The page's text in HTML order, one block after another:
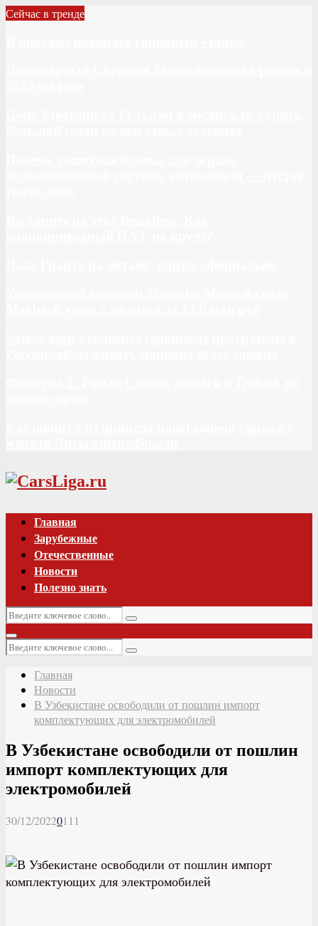
Сейчас в тренде
Vk
Главная
Зарубежные
Отечественные
Новости
Полезно знать
Искать:
Поиск
Основное
меню
Искать:
Поиск
Главная
Новости
В Узбекистане освободили от пошлин импорт
комплектующих для электромобилей
В Узбекистане освободили от пошлин
импорт комплектующих для
электромобилей
30/12/20220111